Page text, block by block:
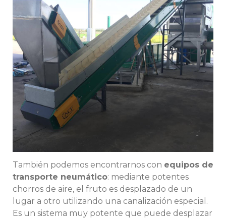
También podemos encontrarnos con equipos de
transporte neumático: mediante potentes
chorros de aire, el fruto es desplazado de un
lugar a otro utilizando una canalización especial.
Es un sistema muy potente que puede desplazar